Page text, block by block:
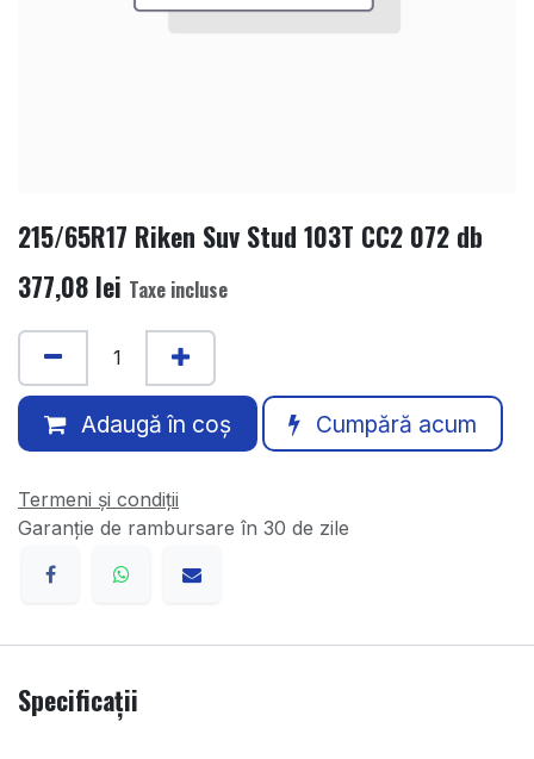
215/65R17 Riken Suv Stud 103T CC2 072 db
377,08 lei Taxe incluse
Adaugă în coș Cumpără acum
Termeni și condiții
Garanție de rambursare în 30 de zile
Specificații